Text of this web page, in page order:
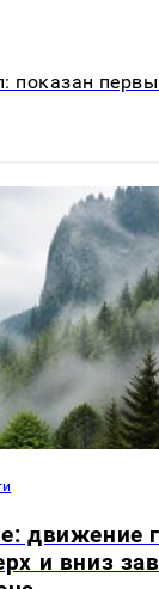
показан
движение
и вниз